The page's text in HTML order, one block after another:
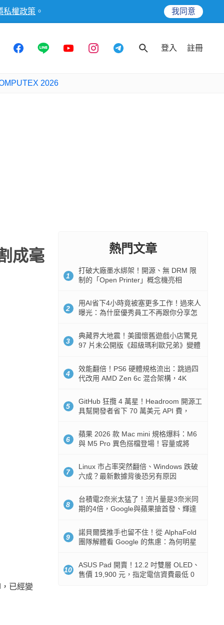
私權政策 。 我同意
登入 註冊
2026
成毫
已經變
熱門文章
1
打破大廠墨水綁架！開源、無 DRM 限
制的「Open Printer」概念機亮相
2
用AI省下4小時竟被塞更多工作！過來人
曝光：為什麼優秀員工不再跟你分享怎
3
典藏界大地震！美國懷舊遊戲小店驚見
97 片未公開版《超級瑪利歐兄弟》變體
4
效能翻倍！PS6 硬體規格流出：跳過四
代改用 AMD Zen 6c 混合架構，4K
5
GitHub 狂攬 4 萬星！Headroom 開源工
具幫開發者省下 70 萬美元 API 費，
6
蘋果 2026 款 Mac mini 規格爆料：M6
與 M5 Pro 異色搭檔登場！容量或將
7
Linux 市占率突然翻倍、Windows 跌破
六成？最新數據背後恐另有原因
8
台積電2奈米太猛了！流片量是3奈米同
期的4倍，Google與蘋果搶首發、輝達
9
諾貝爾獎推手也留不住！從 AlphaFold
團隊解體看 Google 的焦慮：為何明星
10
ASUS Pad 開賣！12.2 吋雙層 OLED、
售價 19,900 元，指定電信資費最低 0